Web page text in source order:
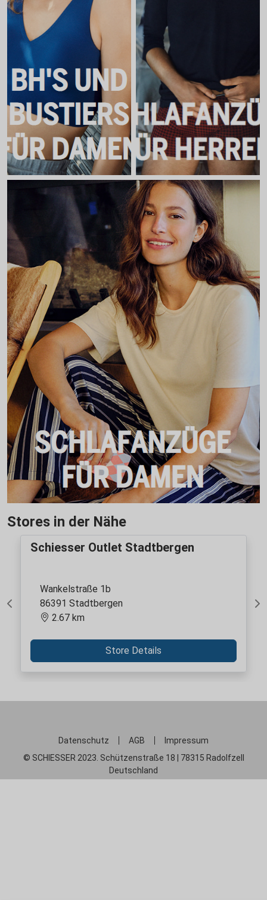
Stores in der Nähe
Previous
Schiesser Outlet Stadtbergen
Wankelstraße 1b
86391 Stadtbergen
2.67 km
Store Details
Datenschutz AGB
Impressum
© SCHIESSER 2023. Schützenstraße 18 | 78315 Radolfzell
Deutschland